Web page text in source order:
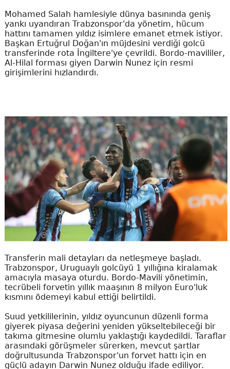
Mohamed Salah hamlesiyle dünya basınında geniş
yankı uyandıran Trabzonspor'da yönetim, hücum
hattını tamamen yıldız isimlere emanet etmek istiyor.
Başkan Ertuğrul Doğan'ın müjdesini verdiği golcü
transferinde rota İngiltere'ye çevrildi. Bordo-mavililer,
Al-Hilal forması giyen Darwin Nunez için resmi
girişimlerini hızlandırdı.
Transferin mali detayları da netleşmeye başladı.
Trabzonspor, Uruguaylı golcüyü 1 yıllığına kiralamak
amacıyla masaya oturdu. Bordo-Mavili yönetimin,
tecrübeli forvetin yıllık maaşının 8 milyon Euro'luk
kısmını ödemeyi kabul ettiği belirtildi.
Suud yetkililerinin, yıldız oyuncunun düzenli forma
giyerek piyasa değerini yeniden yükseltebileceği bir
takıma gitmesine olumlu yaklaştığı kaydedildi. Taraflar
arasındaki görüşmeler sürerken, mevcut şartlar
doğrultusunda Trabzonspor'un forvet hattı için en
güçlü adayın Darwin Nunez olduğu ifade ediliyor.